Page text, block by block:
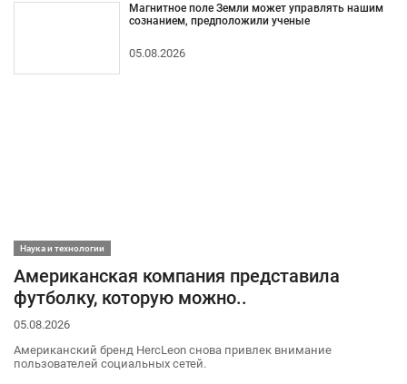
Магнитное поле Земли может управлять нашим
сознанием, предположили ученые
05.08.2026
Наука и технологии
Американская компания представила
футболку, которую можно..
05.08.2026
Американский бренд HercLeon снова привлек внимание
пользователей социальных сетей.